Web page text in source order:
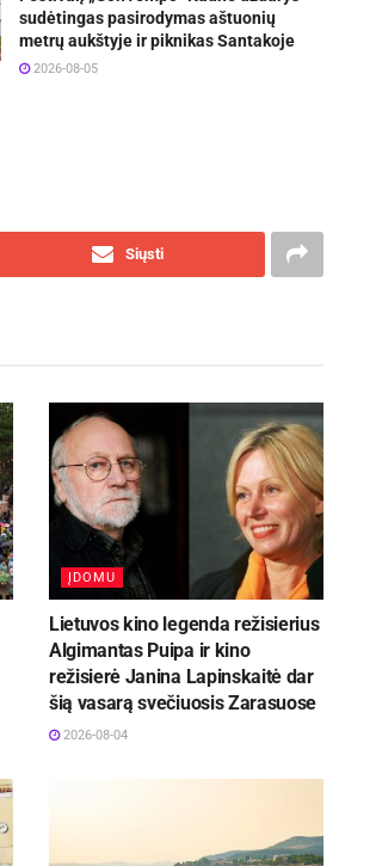
sudėtingas pasirodymas aštuonių
metrų aukštyje ir piknikas Santakoje
2026-08-05
Siųsti
ĮDOMU
Lietuvos kino legenda režisierius
Algimantas Puipa ir kino
režisierė Janina Lapinskaitė dar
šią vasarą svečiuosis Zarasuose
2026-08-04